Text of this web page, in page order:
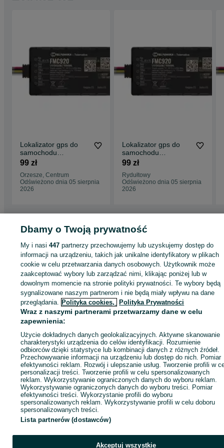
Lokalizator gps do
samochodu
monitoring auta
TOLL
99 zł
Orzesze, Centrum
Odświeżono dnia 05 sierpnia
2026
Lokalizator gps do
samochodu
monitoring auta
TOLL
99 zł
Rydułtowy
Odświeżono dnia 05 sierpnia
2026
Strona główna Motoryzacja Części samochodowe
KATEGORIA
ID:715153655 Wyświetlenia:
Zadzwoń / SMS Wyślij wiadomość
Dbamy o Twoją prywatność
My i nasi447 partnerzy przechowujemy lub uzyskujemy dostęp do
informacji na urządzeniu, takich jak unikalne identyfikatory w plikach
cookie w celu przetwarzania danych osobowych. Użytkownik może
zaakceptować wybory lub zarządzać nimi, klikając poniżej lub w
dowolnym momencie na stronie polityki prywatności. Te wybory będą
sygnalizowane naszym partnerom i nie będą miały wpływu na dane
przeglądania. Polityka cookies, Polityka Prywatności
Wraz z naszymi partnerami przetwarzamy dane w celu
zapewnienia:
Użycie dokładnych danych geolokalizacyjnych. Aktywne skanowanie
charakterystyki urządzenia do celów identyfikacji. Rozumienie
odbiorców dzięki statystyce lub kombinacji danych z różnych źródeł.
Przechowywanie informacji na urządzeniu lub dostęp do nich. Pomiar
efektywności reklam. Rozwój i ulepszanie usług. Tworzenie profili w
personalizacji treści. Tworzenie profili w celu spersonalizowanych
reklam. Wykorzystywanie ograniczonych danych do wyboru reklam.
Wykorzystywanie ograniczonych danych do wyboru treści. Pomiar
efektywności treści. Wykorzystanie profili do wyboru
spersonalizowanych reklam. Wykorzystywanie profili w celu doboru
spersonalizowanych treści.
Lista partnerów (dostawców)
Akceptuj wszystkie